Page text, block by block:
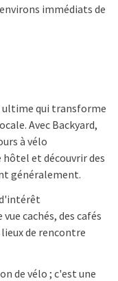
immédiats de
ultime qui transforme
Avec Backyard,
à vélo
et découvrir des
généralement.
cachés, des cafés
de rencontre
de vélo ; c'est une